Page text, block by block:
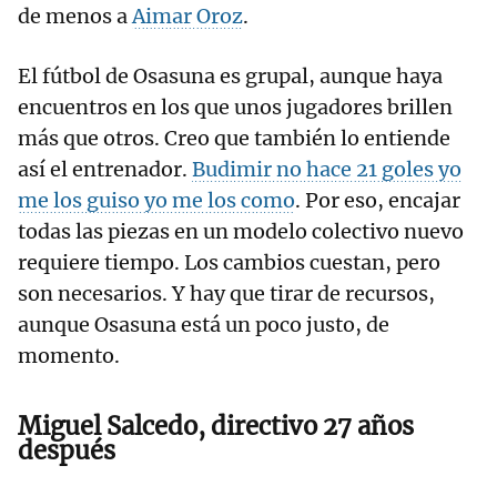
de menos aAimar Oroz.
El fútbol de Osasuna es grupal, aunque haya
encuentros en los que unos jugadores brillen
más que otros. Creo que también lo entiende
así el entrenador. Budimir no hace 21 goles yo
me los guiso yo me los como. Por eso, encajar
todas las piezas en un modelo colectivo nuevo
requiere tiempo. Los cambios cuestan, pero
son necesarios. Y hay que tirar de recursos,
aunque Osasuna está un poco justo, de
momento.
Miguel Salcedo, directivo 27 años
después